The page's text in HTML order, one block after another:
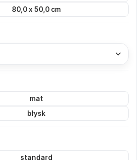
80,0 x 50,0 cm
mat
błysk
standard